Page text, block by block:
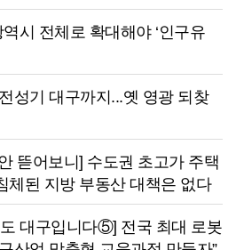
역시 전체로 확대해야 ‘인구유
성기 대구까지...옛 영광 되찾
뜯어보니] 수도권 초고가 주택
된 지방 부동산 대책은 없다
대구입니다⑤] 전국 최대 로봇